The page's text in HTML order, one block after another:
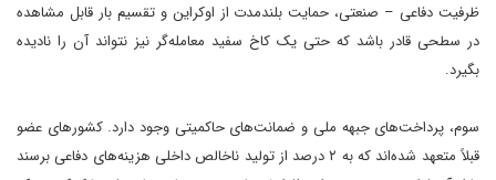
ظرفیت دفاعی – صنعتی، حمایت بلندمدت از اوکراین و تقسیم بار قابل مشاهده
در سطحی قادر باشد که حتی یک کاخ سفید معامله‌گر نیز نتواند آن را نادیده
بگیرد.
سوم، پرداخت‌های جبهه ملی و ضمانت‌های حاکمیتی وجود دارد. کشورهای عضو
قبلاً متعهد شده‌اند که به ۲ درصد از تولید ناخالص داخلی هزینه‌های دفاعی برسند